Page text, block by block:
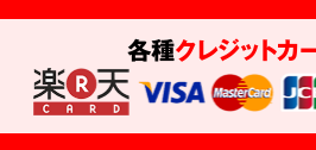
各種クレジットカ